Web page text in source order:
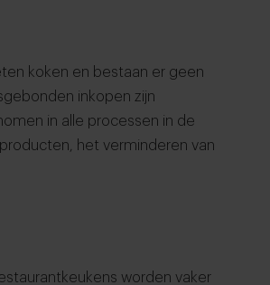
koken en bestaan er geen
inkopen zijn
in alle processen in de
het verminderen van
worden vaker